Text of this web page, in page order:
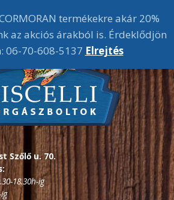
Szőlő u. 70.
18.30h-ig
termékekre akár 20%
az akciós árakból is. Érdeklődjön
06-70-608-5137 Elrejtés